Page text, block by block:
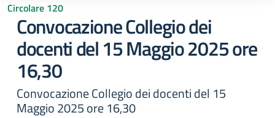
Circolare 120
Convocazione Collegio dei
docenti del 15 Maggio 2025 ore
16,30
Convocazione Collegio dei docenti del 15
Maggio 2025 ore 16,30